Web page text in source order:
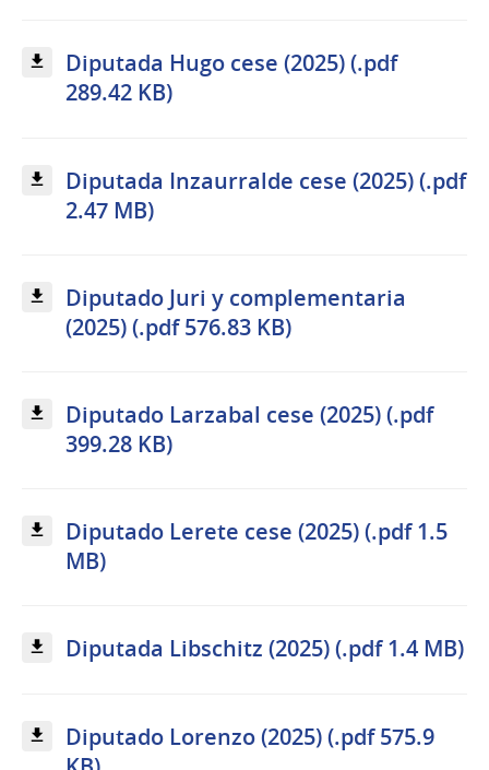
Diputada Hugo cese (2025) (.pdf
289.42 KB)
Diputada Inzaurralde cese (2025) (.pdf
2.47 MB)
Diputado Juri y complementaria
(2025) (.pdf 576.83 KB)
Diputado Larzabal cese (2025) (.pdf
399.28 KB)
Diputado Lerete cese (2025) (.pdf 1.5
MB)
Diputada Libschitz (2025) (.pdf 1.4 MB)
Diputado Lorenzo (2025) (.pdf 575.9